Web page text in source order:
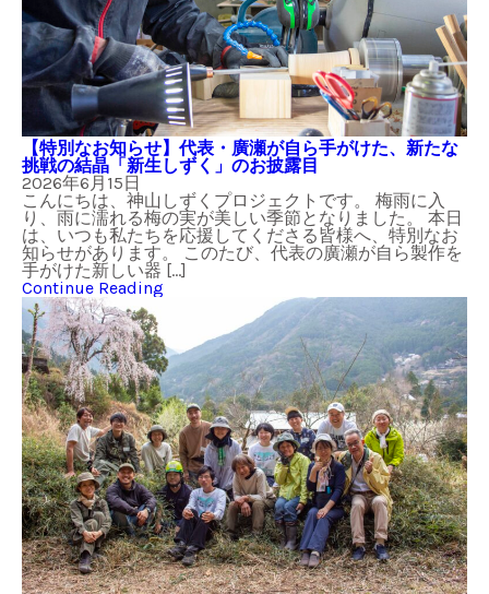
【特別なお知らせ】代表・廣瀬が自ら手がけた、新たな
挑戦の結晶「新生しずく」のお披露目
2026年6月15日
こんにちは、神山しずくプロジェクトです。 梅雨に入
り、雨に濡れる梅の実が美しい季節となりました。 本日
は、いつも私たちを応援してくださる皆様へ、特別なお
知らせがあります。 このたび、代表の廣瀬が自ら製作を
手がけた新しい器 […]
Continue Reading